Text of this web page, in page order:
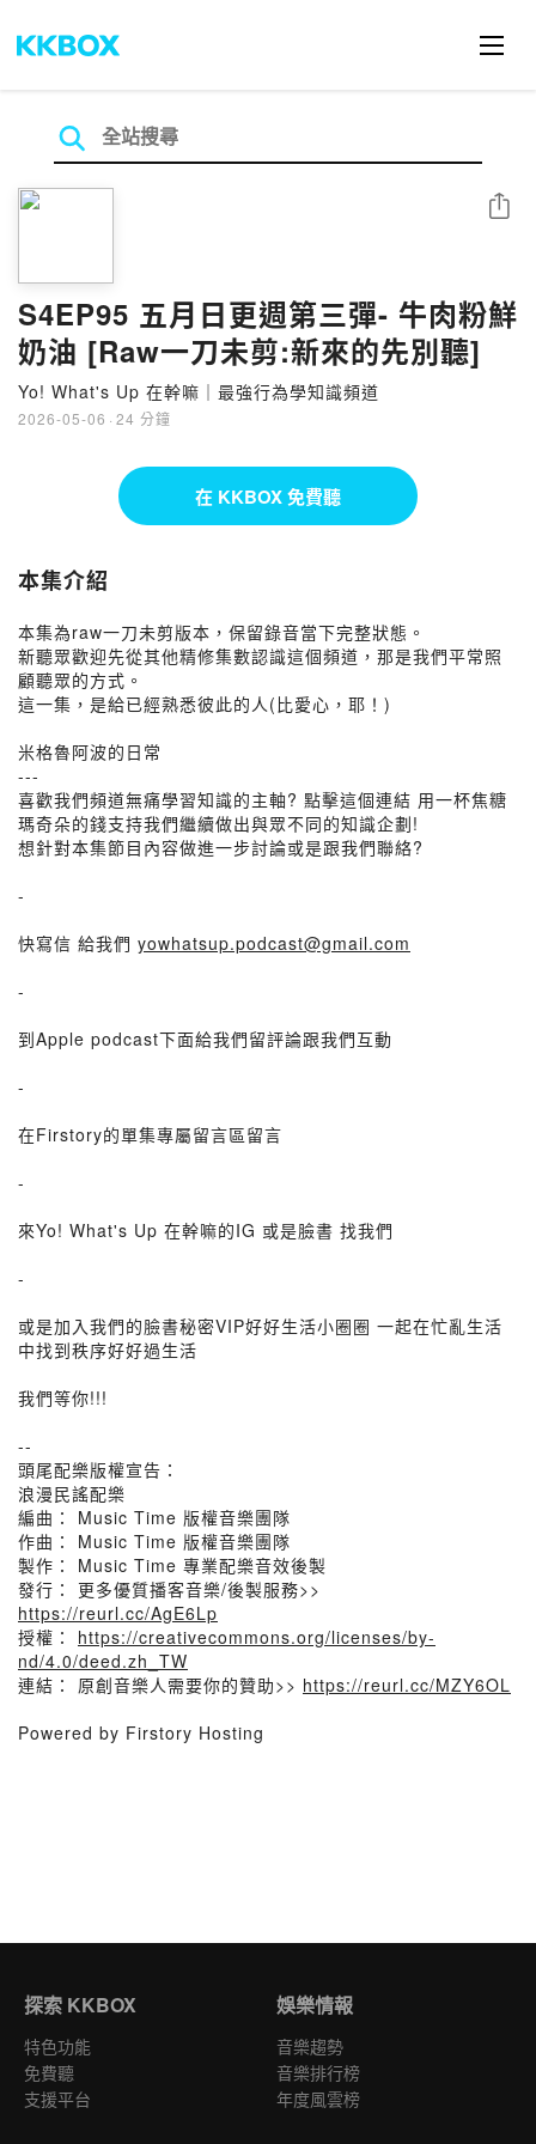
S4EP95 五月日更週第三彈- 牛肉粉鮮
奶油 [Raw一刀未剪:新來的先別聽]
Yo! What's Up 在幹嘛｜最強行為學知識頻道
2026-05-06 · 24 分鐘
分享
在 KKBOX 免費聽
本集介紹
本集為raw一刀未剪版本，保留錄音當下完整狀態。
新聽眾歡迎先從其他精修集數認識這個頻道，那是我們平常照
顧聽眾的方式。
這一集，是給已經熟悉彼此的人(比愛心，耶！)
米格魯阿波的日常
---
喜歡我們頻道無痛學習知識的主軸? 點擊這個連結 用一杯焦糖
瑪奇朵的錢支持我們繼續做出與眾不同的知識企劃!
想針對本集節目內容做進一步討論或是跟我們聯絡?
-
快寫信 給我們 yowhatsup.podcast@gmail.com
-
到Apple podcast下面給我們留評論跟我們互動
-
在Firstory的單集專屬留言區留言
-
來Yo! What's Up 在幹嘛的IG 或是臉書 找我們
-
或是加入我們的臉書秘密VIP好好生活小圈圈 一起在忙亂生活
中找到秩序好好過生活
我們等你!!!
--
頭尾配樂版權宣告：
浪漫民謠配樂
編曲： Music Time 版權音樂團隊
作曲： Music Time 版權音樂團隊
製作： Music Time 專業配樂音效後製
發行： 更多優質播客音樂/後製服務>>
https://reurl.cc/AgE6Lp
授權： https://creativecommons.org/licenses/by-
nd/4.0/deed.zh_TW
連結： 原創音樂人需要你的贊助>> https://reurl.cc/MZY6OL
Powered by Firstory Hosting
探索 KKBOX
特色功能
免費聽
支援平台
娛樂情報
音樂趨勢
音樂排行榜
年度風雲榜